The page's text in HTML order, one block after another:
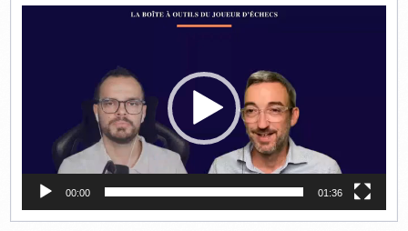
00:00 01:36